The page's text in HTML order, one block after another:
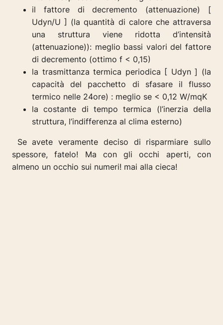
il fattore di decremento (attenuazione) [
Udyn/U ] (la quantità di calore che attraversa
una struttura viene ridotta d’intensità
(attenuazione)): meglio bassi valori del fattore
di decremento (ottimo f < 0,15)
la trasmittanza termica periodica [ Udyn ] (la
capacità del pacchetto di sfasare il flusso
termico nelle 24ore) : meglio se < 0,12 W/mqK
la costante di tempo termica (l’inerzia della
struttura, l’indifferenza al clima esterno)
Se avete veramente deciso di risparmiare sullo
spessore, fatelo! Ma con gli occhi aperti, con
almeno un occhio sui numeri! mai alla cieca!